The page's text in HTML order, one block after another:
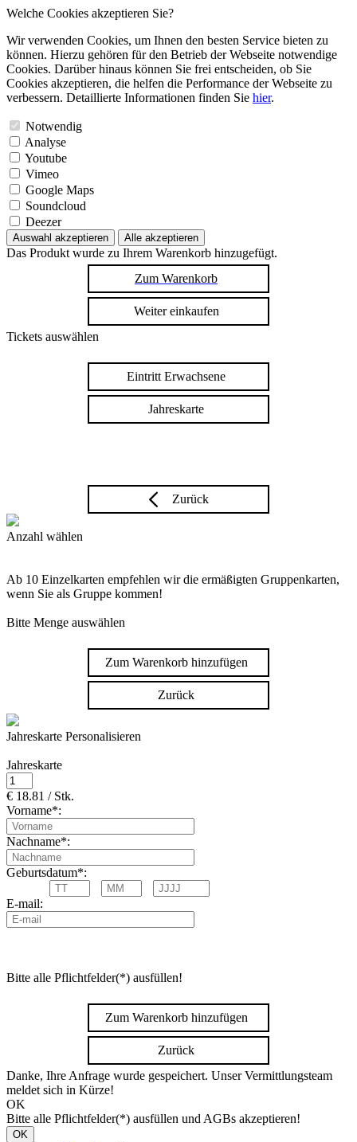
Welche Cookies akzeptieren Sie?
Wir verwenden Cookies, um Ihnen den besten Service bieten zu
können. Hierzu gehören für den Betrieb der Webseite notwendige
Cookies. Darüber hinaus können Sie frei entscheiden, ob Sie
Cookies akzeptieren, die helfen die Performance der Webseite zu
verbessern. Detaillierte Informationen finden Sie hier.
Notwendig
Analyse
Youtube
Vimeo
Google Maps
Soundcloud
Deezer
Auswahl akzeptieren Alle akzeptieren
Das Produkt wurde zu Ihrem Warenkorb hinzugefügt.
Zum Warenkorb
Weiter einkaufen
Tickets auswählen
Eintritt Erwachsene
Jahreskarte
Zurück
Anzahl wählen
Ab 10 Einzelkarten empfehlen wir die ermäßigten Gruppenkarten,
wenn Sie als Gruppe kommen!
Bitte Menge auswählen
Zum Warenkorb hinzufügen
Zurück
Jahreskarte Personalisieren
Jahreskarte
€ 18.81 / Stk.
Vorname*:
Nachname*:
Geburtsdatum*:
E-mail:
Bitte alle Pflichtfelder(*) ausfüllen!
Zum Warenkorb hinzufügen
Zurück
Danke, Ihre Anfrage wurde gespeichert. Unser Vermittlungsteam
meldet sich in Kürze!
OK
Bitte alle Pflichtfelder(*) ausfüllen und AGBs akzeptieren!
OK